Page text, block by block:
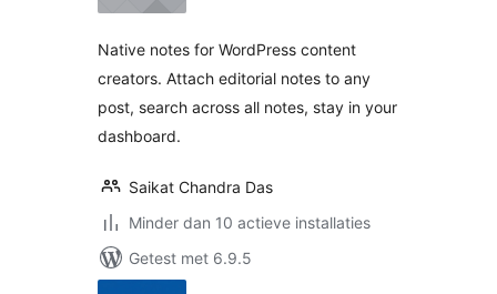
Native notes for WordPress content
creators. Attach editorial notes to any
post, search across all notes, stay in your
dashboard.
Saikat Chandra Das
Minder dan 10 actieve installaties
Getest met 6.9.5